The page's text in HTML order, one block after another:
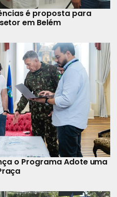
é proposta para
em Belém
o Programa Adote uma